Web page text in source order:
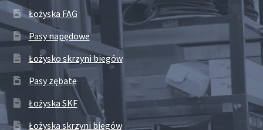
Łożyska FAG
Pasy napędowe
Łożysko skrzyni biegów
Pasy zębate
Łożyska SKF
Łożyska skrzyni biegów